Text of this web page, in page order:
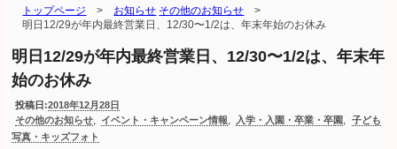
トップページ > お知らせ その他のお知らせ
>
明日12/29が年内最終営業日、12/30〜1/2は、年末年始のお休み
明日12/29が年内最終営業日、12/30〜1/2は、年末年
始のお休み
投稿日:2018年12月28日
その他のお知らせ, イベント・キャンペーン情報 入学・入園・卒業・卒園
子ども
写真・キッズフォト